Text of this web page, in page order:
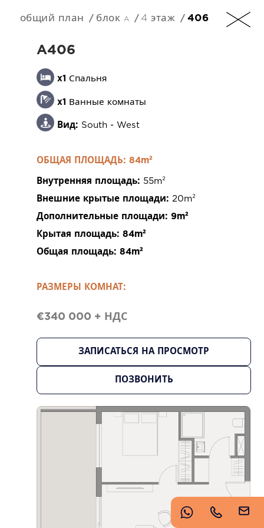
RU
общий план блок a 4 этаж 406
A406
x1 Спальня
x1 Ванные комнаты
Вид: South - West
ОБЩАЯ ПЛОЩАДЬ: 84m²
Внутренняя площадь: 55m²
Внешние крытые площади: 20m²
Дополнительные площади: 9m²
Крытая площадь: 84m²
Общая площадь: 84m²
РАЗМЕРЫ КОМНАТ:
€340 000 + НДС
ЗАПИСАТЬСЯ НА ПРОСМОТР
ПОЗВОНИТЬ
201 Arch. Makarios III Avenue, 3030 Limassol,
Cyprus
https://www.imperioproperties.com/
Copyright © 2026 Imperio. Proudly developed by